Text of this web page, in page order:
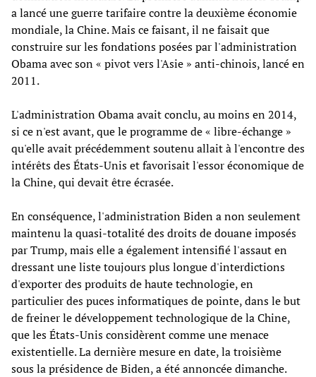
a lancé une guerre tarifaire contre la deuxième économie
mondiale, la Chine. Mais ce faisant, il ne faisait que
construire sur les fondations posées par l'administration
Obama avec son « pivot vers l'Asie » anti-chinois, lancé en
2011.
L'administration Obama avait conclu, au moins en 2014,
si ce n'est avant, que le programme de « libre-échange »
qu'elle avait précédemment soutenu allait à l'encontre des
intérêts des États-Unis et favorisait l'essor économique de
la Chine, qui devait être écrasée.
En conséquence, l'administration Biden a non seulement
maintenu la quasi-totalité des droits de douane imposés
par Trump, mais elle a également intensifié l'assaut en
dressant une liste toujours plus longue d'interdictions
d'exporter des produits de haute technologie, en
particulier des puces informatiques de pointe, dans le but
de freiner le développement technologique de la Chine,
que les États-Unis considèrent comme une menace
existentielle. La dernière mesure en date, la troisième
sous la présidence de Biden, a été annoncée dimanche.